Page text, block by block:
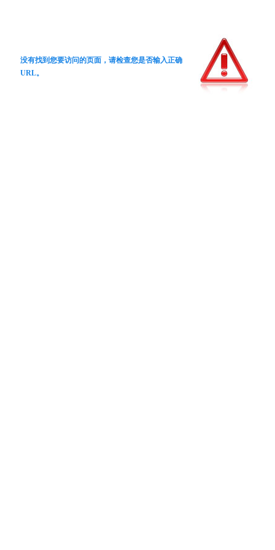
没有找到您要访问的页面，请检查您是否输入正确
URL。